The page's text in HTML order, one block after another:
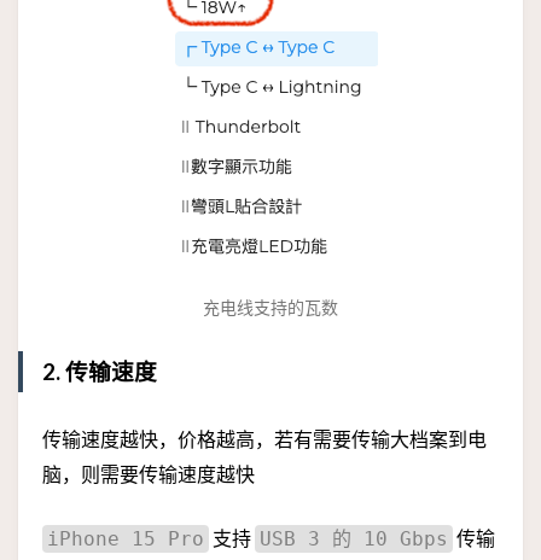
充电线支持的瓦数
2. 传输速度
传输速度越快，价格越高，若有需要传输大档案到电
脑，则需要传输速度越快
iPhone 15 Pro 支持 USB 3 的 10 Gbps 传输